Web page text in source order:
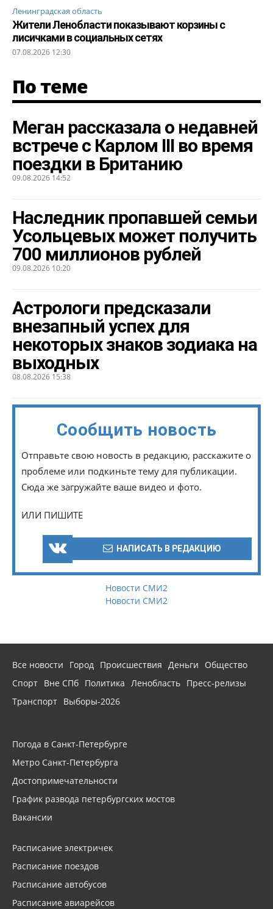
Ленинградская область
Жители Ленобласти показывают корзины с
лисичками в социальных сетях
07.08.2026 12:30
По теме
Меган рассказала о недавней
встрече с Карлом III во время
поездки в Британию
09.08.2026 14:52
Наследник пропавшей семьи
Усольцевых может получить
700 миллионов рублей
09.08.2026 10:20
Астрологи предсказали
внезапный успех для
некоторых знаков зодиака на
выходных
08.08.2026 15:38
Сообщить новость
Отправьте свою новость в редакцию, расскажите о
проблеме или подкиньте тему для публикации.
Сюда же загружайте ваше видео и фото.
ИЛИ ПИШИТЕ
НАПИСАТЬ В РЕДАКЦИЮ
Новости СМИ2
Новости СМИ2
Все новости Город Происшествия Деньги
Общество
Спорт Вне СПб Политика Ленобласть Пресс-релизы
Транспорт Выборы-2026
Погода в Санкт-Петербурге
Метро Санкт-Петербурга
Достопримечательности
График развода петербургских мостов
Вакансии
Расписание электричек
Расписание поездов
Расписание автобусов
Расписание авиарейсов